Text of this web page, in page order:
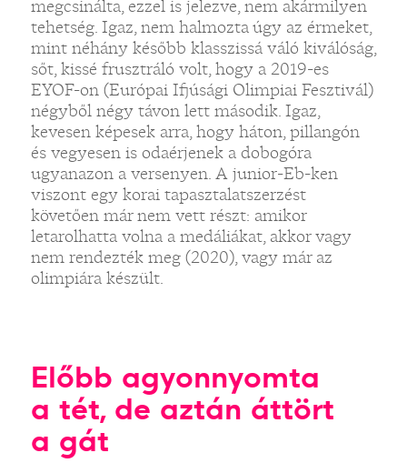
megcsinálta, ezzel is jelezve, nem akármilyen
tehetség. Igaz, nem halmozta úgy az érmeket,
mint néhány később klasszissá váló kiválóság,
sőt, kissé frusztráló volt, hogy a 2019-es
EYOF-on (Európai Ifjúsági Olimpiai Fesztivál)
négyből négy távon lett második. Igaz,
kevesen képesek arra, hogy háton, pillangón
és vegyesen is odaérjenek a dobogóra
ugyanazon a versenyen. A junior-Eb-ken
viszont egy korai tapasztalatszerzést
követően már nem vett részt: amikor
letarolhatta volna a medáliákat, akkor vagy
nem rendezték meg (2020), vagy már az
olimpiára készült.
Előbb agyonnyomta
a tét, de aztán áttört
a gát